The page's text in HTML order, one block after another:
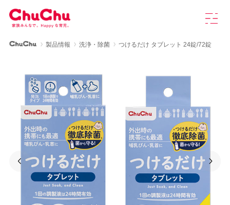
ロ
ChuChuについて
育児研究室
よくあるご質問
お知らせ
ChuChu公式サイト
製品情報 洗浄・除菌 つけるだけ タブレット 24錠/72錠
Previous